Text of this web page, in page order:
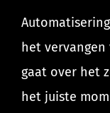
het
gaat over het
het juiste